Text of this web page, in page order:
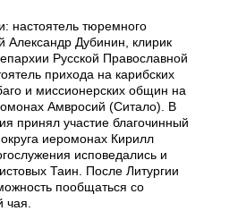
настоятель тюремного
Александр Дубинин, клирик
Русской Православной
прихода на карибских
и миссионерских общин на
Амвросий (Ситало). В
принял участие благочинный
иеромонах Кирилл
исповедались и
Таин. После Литургии
пообщаться со